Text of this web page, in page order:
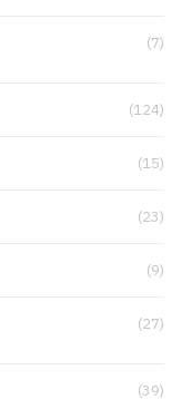
(7)
(124)
(15)
(23)
(9)
(27)
(39)